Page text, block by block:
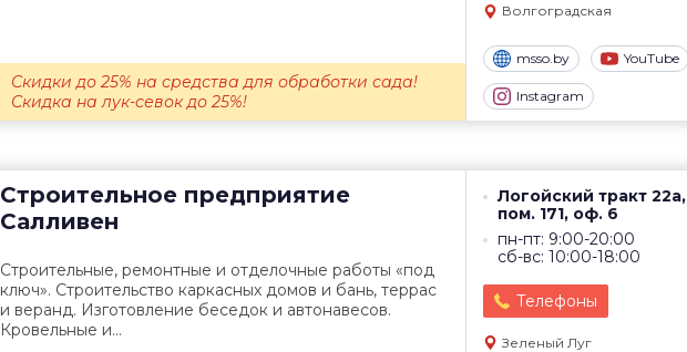
Волгоградская
msso.by YouTube
Instagram
Скидки до 25% на средства для обработки сада!
Скидка на лук-севок до 25%!
Строительное предприятие
Салливен
Логойский тракт 22а,
пом. 171, оф. 6
пн-пт: 9:00-20:00
сб-вс: 10:00-18:00
Телефоны
Зеленый Луг
Строительные, ремонтные и отделочные работы «под
ключ». Строительство каркасных домов и бань, террас
и веранд. Изготовление беседок и автонавесов.
Кровельные и...